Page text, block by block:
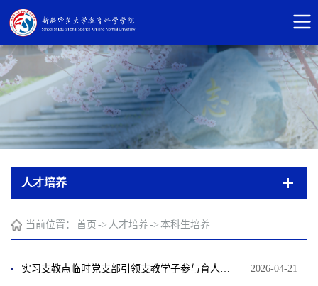
人才培养
当前位置： 首页 -> 人才培养 -> 本科生培养
2026-04-21